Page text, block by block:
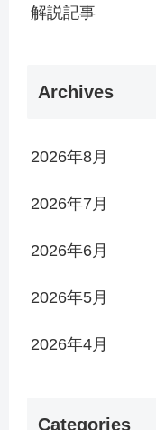
解説記事
Archives
2026年8月
2026年7月
2026年6月
2026年5月
2026年4月
Categories